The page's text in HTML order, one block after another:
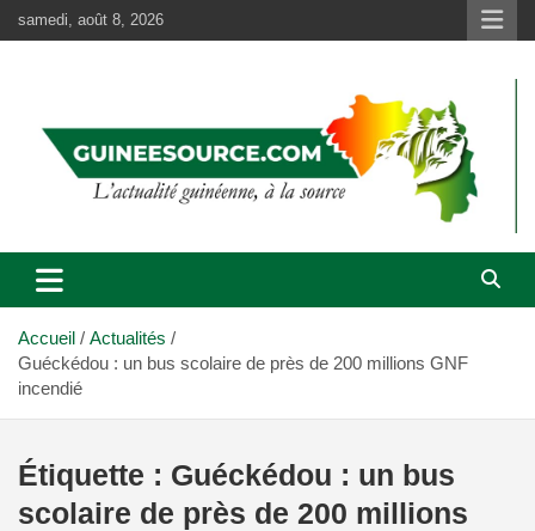
au
samedi, août 8, 2026
Accueil
Actualités
Guéckédou : un bus scolaire de près de 200 millions GNF
incendié
Étiquette : Guéckédou : un bus
scolaire de près de 200 millions